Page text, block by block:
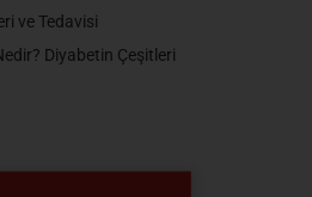
ve Tedavisi
Diyabetin Çeşitleri